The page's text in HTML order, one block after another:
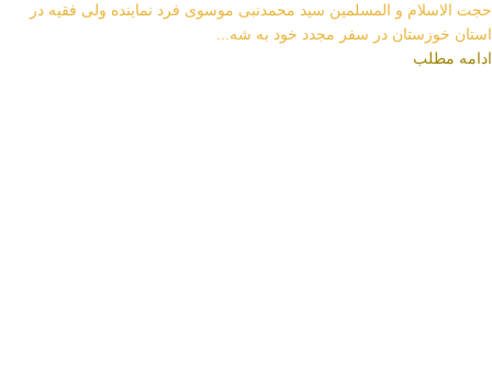
حجت الاسلام و المسلمین سید محمدنبی موسوی فرد نماینده ولی فقیه در
استان خوزستان در سفر مجدد خود به شه...
ادامه مطلب